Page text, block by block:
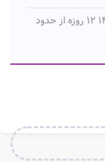
باسلام، پکیج لوکس تور مصر۱۴۰۴ ۱۲ روزه از حدود